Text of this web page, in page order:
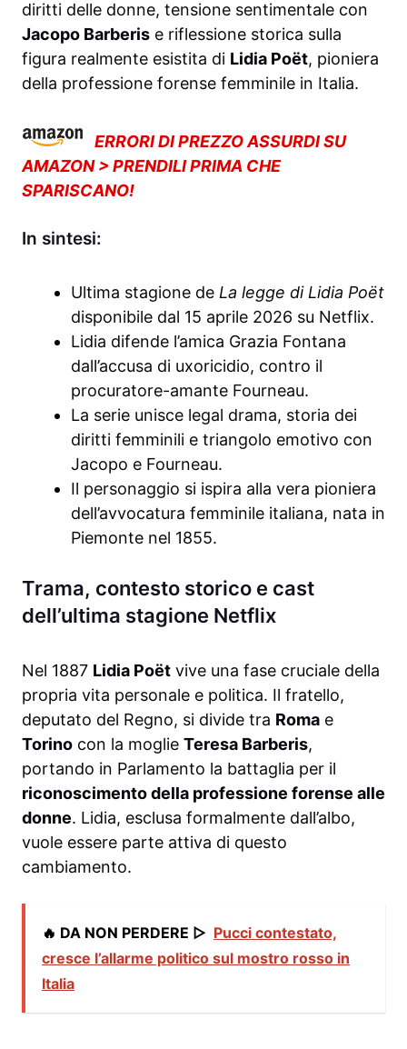
diritti delle donne, tensione sentimentale con
Jacopo Barberis e riflessione storica sulla
figura realmente esistita di Lidia Poët, pioniera
della professione forense femminile in Italia.
ERRORI DI PREZZO ASSURDI SU
AMAZON > PRENDILI PRIMA CHE
SPARISCANO!
In sintesi:
Ultima stagione de La legge di Lidia Poët
disponibile dal 15 aprile 2026 su Netflix.
Lidia difende l’amica Grazia Fontana
dall’accusa di uxoricidio, contro il
procuratore-amante Fourneau.
La serie unisce legal drama, storia dei
diritti femminili e triangolo emotivo con
Jacopo e Fourneau.
Il personaggio si ispira alla vera pioniera
dell’avvocatura femminile italiana, nata in
Piemonte nel 1855.
Trama, contesto storico e cast
dell’ultima stagione Netflix
Nel 1887 Lidia Poët vive una fase cruciale della
propria vita personale e politica. Il fratello,
deputato del Regno, si divide tra Roma e
Torino con la moglie Teresa Barberis,
portando in Parlamento la battaglia per il
riconoscimento della professione forense alle
donne. Lidia, esclusa formalmente dall’albo,
vuole essere parte attiva di questo
cambiamento.
🔥 DA NON PERDERE ▷ Pucci contestato,
cresce l’allarme politico sul mostro rosso in
Italia